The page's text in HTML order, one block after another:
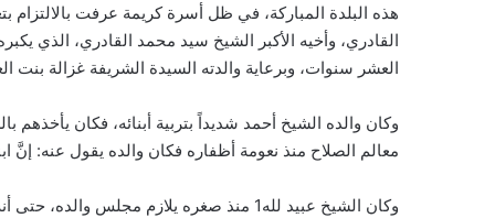
هذه البلدة المباركة، في ظل أسرة كريمة عرفت بالالتزام
القادري، وأخيه الأكبر الشيخ سيد محمد القادري، الذي
العشر سنوات، وبرعاية والدته السيدة الشريفة غزالة بنت
وكان والده الشيخ أحمد شديداً بتربية أبنائه، فكان
معالم الصلاح منذ نعومة أظفاره فكان والده يقول عنه:
وكان الشيخ عبيد لله1 منذ صغره يلازم مجلس